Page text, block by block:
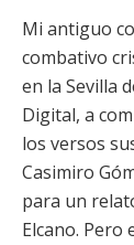
Mi antiguo
combativo
en la Sevilla
Digital, a
los versos
Casimiro
para un
Elcano. Pero